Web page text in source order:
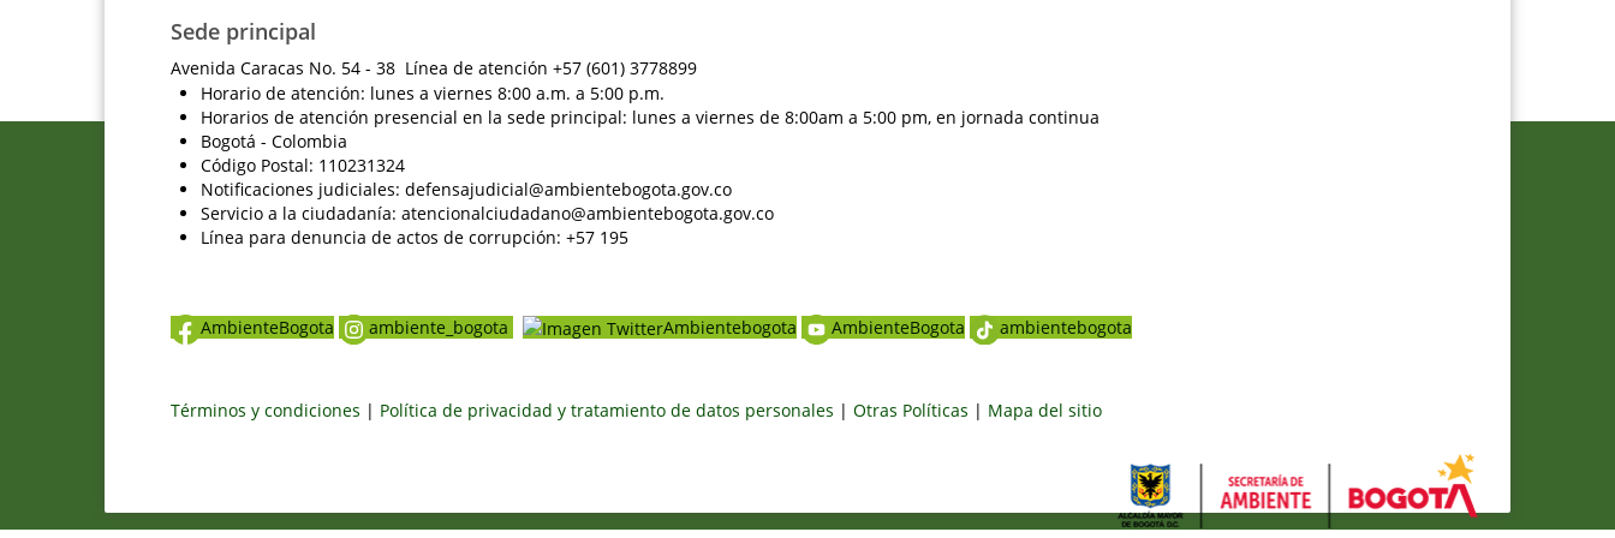
Sede principal
Avenida Caracas No. 54 - 38 Línea de atención +57 (601) 3778899
Horario de atención: lunes a viernes 8:00 a.m. a 5:00 p.m.
Horarios de atención presencial en la sede principal: lunes a viernes de 8:00am a 5:00 pm, en jornada continua
Bogotá - Colombia
Código Postal: 110231324
Notificaciones judiciales: defensajudicial@ambientebogota.gov.co
Servicio a la ciudadanía: atencionalciudadano@ambientebogota.gov.co
Línea para denuncia de actos de corrupción: +57 195
AmbienteBogota ambiente_bogota Ambientebogota AmbienteBogota ambientebogota
Términos y condiciones | Política de privacidad y tratamiento de datos personales | Otras Políticas | Mapa del sitio